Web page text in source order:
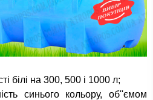
білі на 300, 500 і 1000 л;
синього кольору, об''ємом